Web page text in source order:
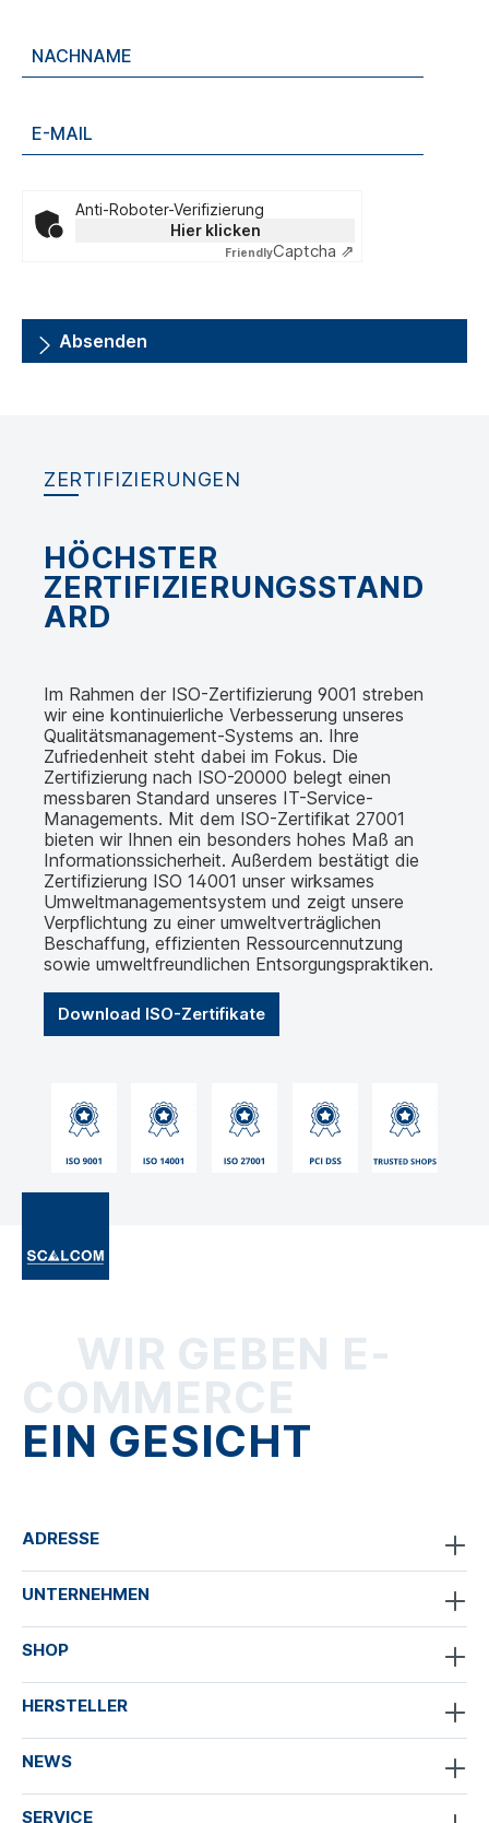
Anti-Roboter-Verifizierung
Hier klicken
FriendlyCaptcha ⇗
Absenden
ZERTIFIZIERUNGEN
HÖCHSTER
ZERTIFIZIERUNGSSTAND
ARD
Im Rahmen der ISO-Zertifizierung 9001 streben
wir eine kontinuierliche Verbesserung unseres
Qualitätsmanagement-Systems an. Ihre
Zufriedenheit steht dabei im Fokus. Die
Zertifizierung nach ISO-20000 belegt einen
messbaren Standard unseres IT-Service-
Managements. Mit dem ISO-Zertifikat 27001
bieten wir Ihnen ein besonders hohes Maß an
Informationssicherheit. Außerdem bestätigt die
Zertifizierung ISO 14001 unser wirksames
Umweltmanagementsystem und zeigt unsere
Verpflichtung zu einer umweltverträglichen
Beschaffung, effizienten Ressourcennutzung
sowie umweltfreundlichen Entsorgungspraktiken.
Download ISO-Zertifikate
WIR GEBEN E-
COMMERCE
EIN GESICHT
ADRESSE
UNTERNEHMEN
SHOP
HERSTELLER
NEWS
SERVICE